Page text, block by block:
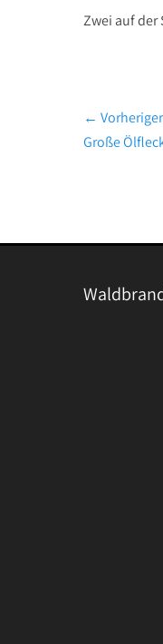
Zwei auf der
← Vorheriger
Vorheriger
Große